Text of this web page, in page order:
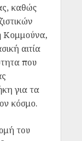
καθώς
Κομμούνα,
αιτία
που
για τα
κόσμο.
του